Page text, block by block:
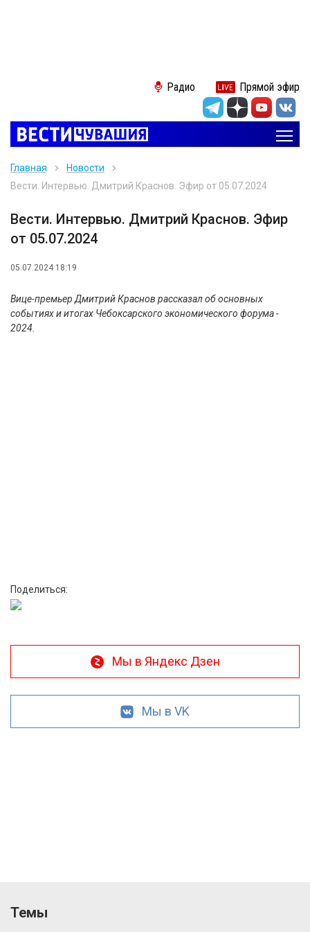
Радио Прямой эфир
Главная
Новости
Вести. Интервью. Дмитрий Краснов. Эфир от 05.07.2024
Вести. Интервью. Дмитрий Краснов. Эфир
от 05.07.2024
05.07.2024 18:19
Вице-премьер Дмитрий Краснов рассказал об основных
событиях и итогах Чебоксарского экономического форума -
2024.
Поделиться:
Мы в Яндекс Дзен
Мы в VK
Темы